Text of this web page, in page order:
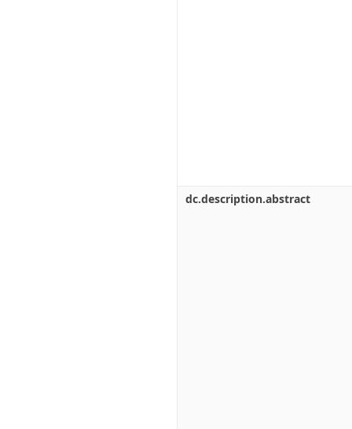
dc.description.abstract